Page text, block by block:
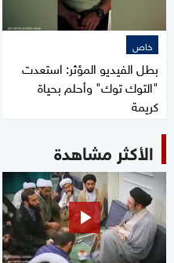
خاص
بطل الفيديو المؤثر: استعدت
"التوك توك" وأحلم بحياة
كريمة
الأكثر مشاهدة